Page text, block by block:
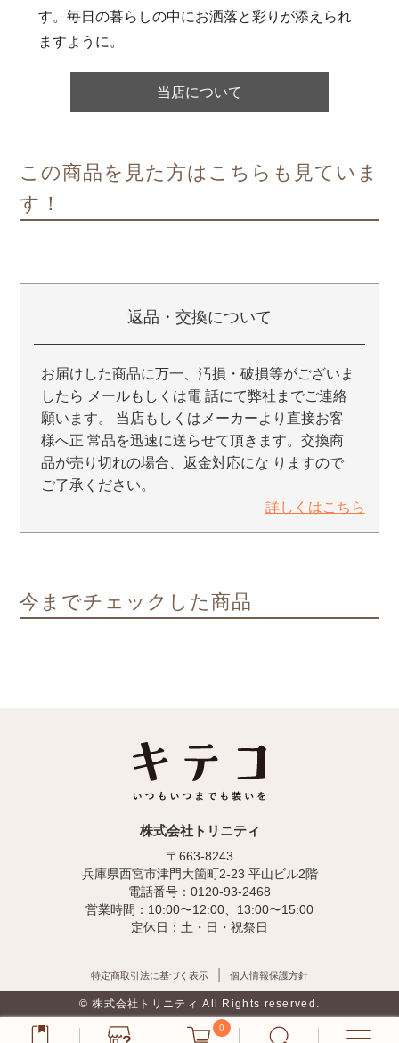
す。毎日の暮らしの中にお洒落と彩りが添えられ
ますように。
当店について
この商品を見た方はこちらも見ていま
す！
返品・交換について
お届けした商品に万一、汚損・破損等がございま
したら メールもしくは電 話にて弊社までご連絡
願います。 当店もしくはメーカーより直接お客
様へ正 常品を迅速に送らせて頂きます。交換商
品が売り切れの場合、返金対応にな りますので
ご了承ください。
詳しくはこちら
今までチェックした商品
株式会社トリニティ
〒663-8243
兵庫県西宮市津門大箇町2-23 平山ビル2階
電話番号：0120-93-2468
営業時間：10:00〜12:00、13:00〜15:00
定休日：土・日・祝祭日
特定商取引法に基づく表示 個人情報保護方針
© 株式会社トリニティ All Rights reserved.
0